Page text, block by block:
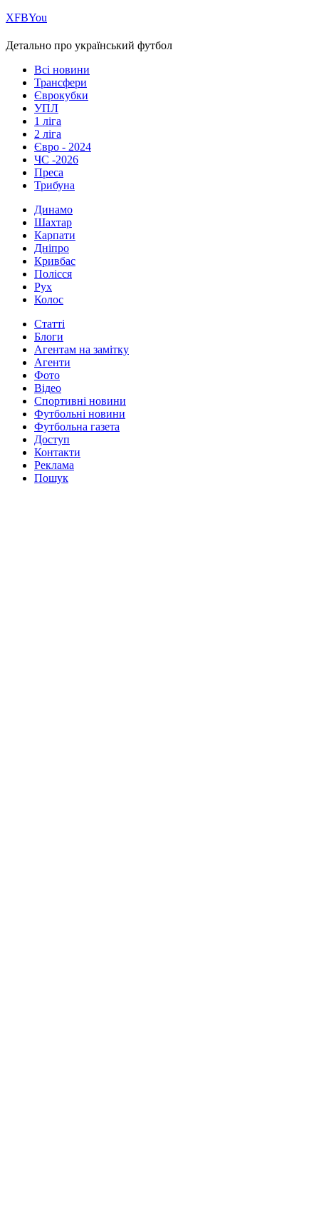
ХFBYou
Детально про український футбол
Всі новини
Трансфери
Єврокубки
УПЛ
1 ліга
2 ліга
Євро - 2024
ЧС -2026
Преса
Трибуна
Динамо
Шахтар
Карпати
Дніпро
Кривбас
Полісся
Рух
Колос
Статті
Блоги
Агентам на замітку
Агенти
Фото
Відео
Спортивні новини
Футбольні новини
Футбольна газета
Доступ
Контакти
Реклама
Пошук